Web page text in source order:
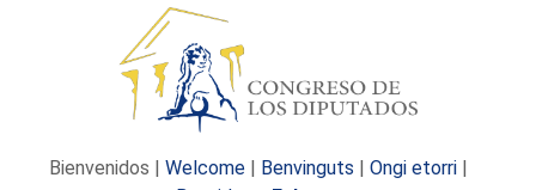
Bienvenidos | Welcome | Benvinguts | Ongi etorri |